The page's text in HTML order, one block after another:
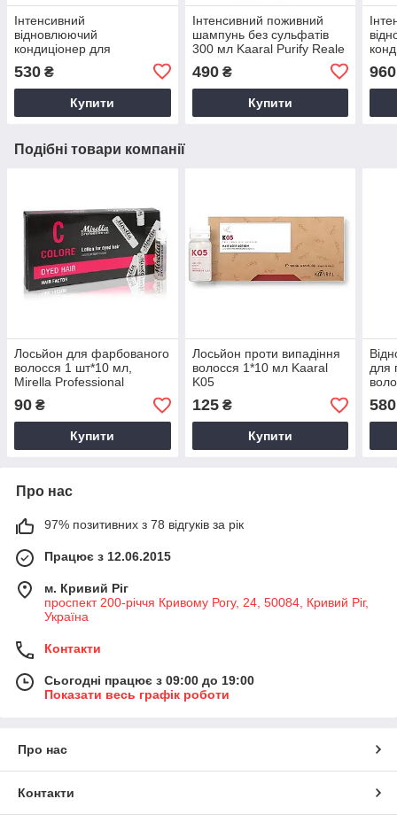
Інтенсивний
відновлюючий
кондиціонер для
250 мл Kaaral Reale
530 ₴
Купити
Інтенсивний поживний
шампунь без сульфатів
300 мл Kaaral Purify Reale
490₴
Купити
960
Подібні товари компанії
Лосьйон для фарбованого
волосся 1 шт*10 мл,
Mirella Professional
90 ₴
Купити
Лосьйон проти випадіння
волосся 1*10 мл Kaaral
K05
125₴
Купити
для
580
Про нас
97% позитивних з 78 відгуків за рік
Працює з 12.06.2015
м. Кривий Ріг
проспект 200-річчя Кривому Рогу, 24, 50084, Кривий Ріг,
Україна
Контакти
Сьогодні працює з 09:00 до 19:00
Показати весь графік роботи
Про нас
Контакти